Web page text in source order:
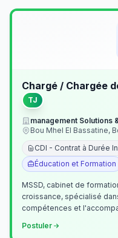
Chargé / Chargée
TJ
management Solutions
Bou Mhel El Bassatine,
CDI - Contrat à Durée
Éducation et Formation
MSSD, cabinet de
croissance, spécialisé
compétences et
Postuler